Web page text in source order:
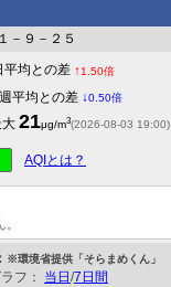
－９－２５
平均との差 ↑1.50倍
週平均との差 ↓0.50倍
21μg/m3(2026-08-03 19:00)
AQIとは？
※環境省提供「そらまめくん」
フ： 当日 /7日間